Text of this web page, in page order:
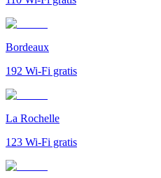
Bordeaux
192 Wi-Fi gratis
La Rochelle
123 Wi-Fi gratis